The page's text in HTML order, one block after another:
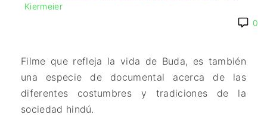
Kiermeier
0
Filme que refleja la vida de Buda, es también
una especie de documental acerca de las
diferentes costumbres y tradiciones de la
sociedad hindú.